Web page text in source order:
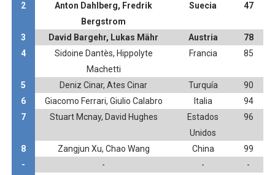
2
Anton Dahlberg, Fredrik
Bergstrom
Suecia 47
3 David Bargehr, Lukas Mähr Austria
78
4
Sidoine Dantès, Hippolyte
Machetti
Francia 85
5 Deniz Cinar, Ates Cinar Turquía
90
6
Giacomo Ferrari, Giulio Calabro Italia
94
7
Stuart Mcnay, David Hughes
Estados
Unidos
96
8 Zangjun Xu, Chao Wang China
99
-
- -
-